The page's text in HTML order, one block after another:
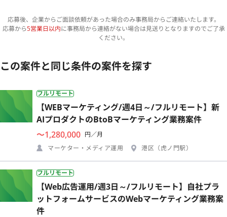
応募後、企業からご面談依頼があった場合のみ事務局からご連絡いたします。
応募から5営業日以内に事務局から連絡がない場合は見送りとなりますのでご了承
ください。
この案件と同じ条件の案件を探す
フルリモート
【WEBマーケティング/週4日～/フルリモート】新
AIプロダクトのBtoBマーケティング業務案件
〜1,280,000 円／月
マーケター・メディア運用
港区（虎ノ門駅）
フルリモート
【Web広告運用/週3日～/フルリモート】自社プラ
ットフォームサービスのWebマーケティング業務案
件